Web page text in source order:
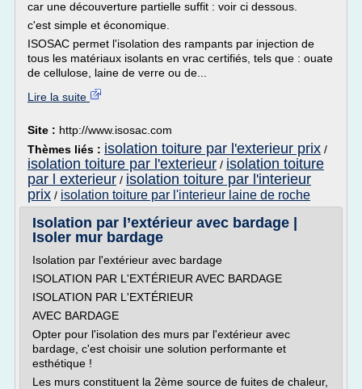
car une découverture partielle suffit : voir ci dessous.
c'est simple et économique.
ISOSAC permet l'isolation des rampants par injection de
tous les matériaux isolants en vrac certifiés, tels que : ouate
de cellulose, laine de verre ou de...
Lire la suite
Site : http://www.isosac.com
Thèmes liés : isolation toiture par l'exterieur prix /
isolation toiture par l'exterieur / isolation toiture
par l exterieur / isolation toiture par l'interieur
prix / isolation toiture par l'interieur laine de roche
Isolation par l’extérieur avec bardage |
Isoler mur bardage
Isolation par l'extérieur avec bardage
ISOLATION PAR L'EXTÉRIEUR AVEC BARDAGE
ISOLATION PAR L'EXTÉRIEUR
AVEC BARDAGE
Opter pour l'isolation des murs par l'extérieur avec
bardage, c'est choisir une solution performante et
esthétique !
Les murs constituent la 2ème source de fuites de chaleur,